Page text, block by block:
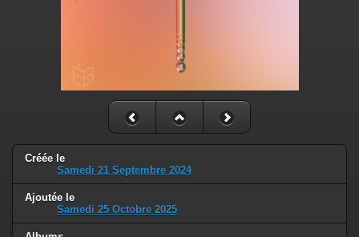
Créée le
Samedi 21 Septembre 2024
Ajoutée le
Samedi 25 Octobre 2025